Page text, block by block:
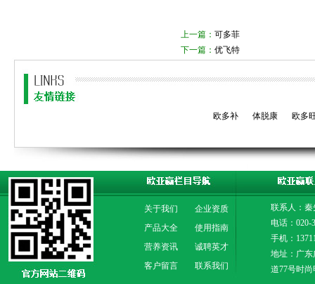
上一篇： 可多菲
下一篇： 优飞特
欧多补 体脱康 欧多
关于我们
企业资质
产品大全
使用指南
营养资讯
诚聘英才
客户留言
联系我们
联系人：秦
电话：020-
手机：
地址：广
道77号时尚